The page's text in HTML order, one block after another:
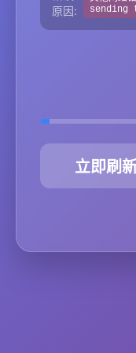
原因:
sending
立即刷